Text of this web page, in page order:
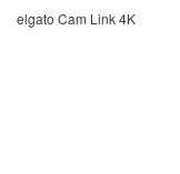
elgato Cam Link 4K